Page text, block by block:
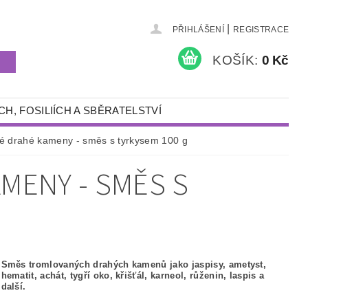
PŘIHLÁŠENÍ REGISTRACE
KOŠÍK: 0 Kč
FOSILIÍCH A SBĚRATELSTVÍ
DRAHÉ KAMENY A ŠPERKY
NÁDOBY S VÍKEM
drahé kameny - směs s tyrkysem 100 g
- SMĚS S
Směs tromlovaných drahých kamenů jako jaspisy, ametyst,
hematit, achát, tygří oko, křišťál, karneol, růženin, laspis a
další.